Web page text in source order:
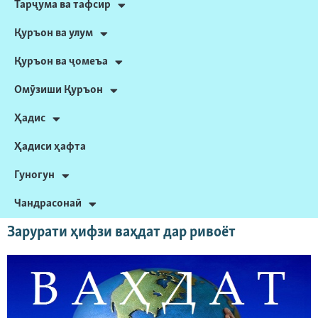
Тарҷума ва тафсир
Қуръон ва улум
Қуръон ва ҷомеъа
Омӯзиши Қуръон
Ҳадис
Ҳадиси ҳафта
Гуногун
Чандрасонаӣ
Зарурати ҳифзи ваҳдат дар ривоёт